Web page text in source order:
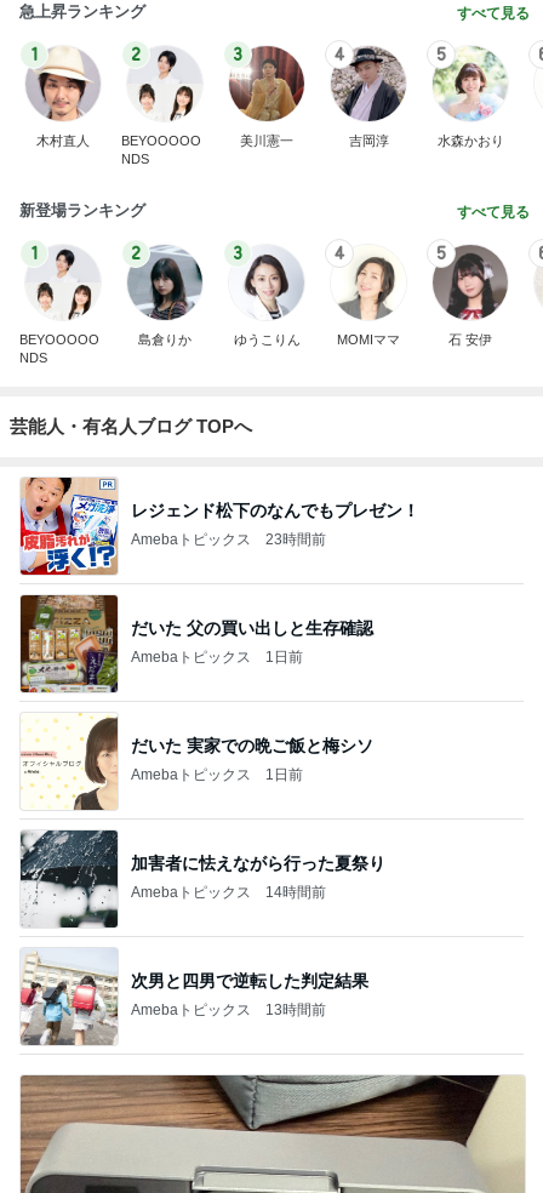
急上昇ランキング すべて見る
1
木村直人
2
BEYOOOOO
NDS
3
美川憲一
4
吉岡淳
5
水森かおり
新登場ランキング すべて見る
1
BEYOOOOO
NDS
2
島倉りか
3
ゆうこりん
4
MOMIママ
5
石 安伊
芸能人・有名人ブログ TOPへ
レジェンド松下のなんでもプレゼン！
Amebaトピックス 23時間前
だいた 父の買い出しと生存確認
Amebaトピックス 1日前
だいた 実家での晩ご飯と梅シソ
Amebaトピックス 1日前
加害者に怯えながら行った夏祭り
Amebaトピックス 14時間前
次男と四男で逆転した判定結果
Amebaトピックス 13時間前